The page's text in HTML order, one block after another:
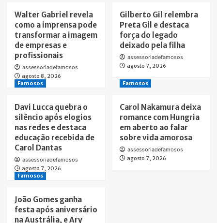
Walter Gabriel revela
como a imprensa pode
transformar a imagem
de empresas e
profissionais
assessoriadefamosos
agosto 8, 2026
Gilberto Gil relembra
Preta Gil e destaca
força do legado
deixado pela filha
assessoriadefamosos
agosto 7, 2026
Famosos
Davi Lucca quebra o
silêncio após elogios
nas redes e destaca
educação recebida de
Carol Dantas
assessoriadefamosos
agosto 7, 2026
Famosos
Carol Nakamura deixa
romance com Hungria
em aberto ao falar
sobre vida amorosa
assessoriadefamosos
agosto 7, 2026
Famosos
João Gomes ganha
festa após aniversário
na Austrália, e Ary